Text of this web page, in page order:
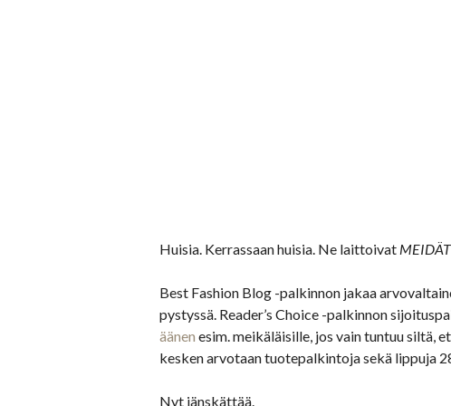
Huisia. Kerrassaan huisia. Ne laittoivat MEIDÄT
Best Fashion Blog -palkinnon jakaa
pystyssä. Reader’s Choice -palkinnon
äänen esim. meikäläisille, jos vain tuntuu siltä,
kesken arvotaan tuotepalkintoja sekä lippuja
Nyt jänskättää.